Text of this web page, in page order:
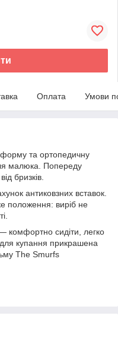
Оплата Умови
та ортопедичну
малюка. Попереду
бризків.
антиковзних вставок.
положення: виріб не
комфортно сидіти, легко
купання прикрашена
The Smurfs